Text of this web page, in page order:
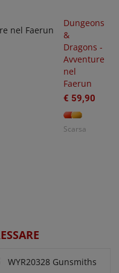
Dungeons
&
Dragons -
Avventure
nel
Faerun
€ 59,90
Scarsa